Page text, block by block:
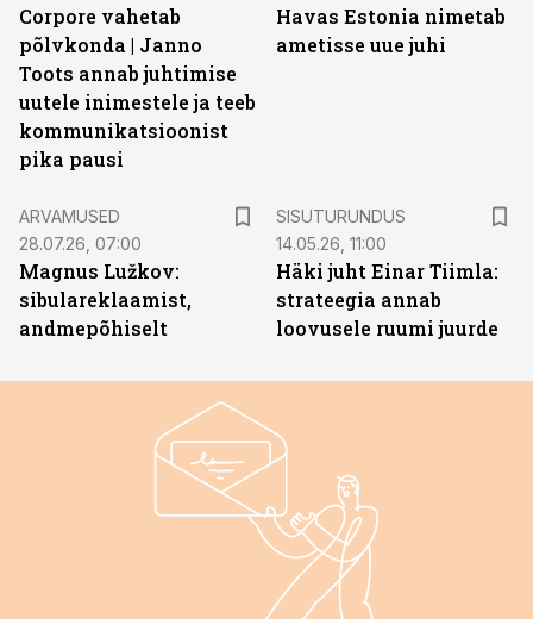
Corpore vahetab
põlvkonda | Janno
Toots annab juhtimise
uutele inimestele ja teeb
kommunikatsioonist
pika pausi
Havas Estonia nimetab
ametisse uue juhi
ARVAMUSED
28.07.26, 07:00
Magnus Lužkov:
sibulareklaamist,
andmepõhiselt
SISUTURUNDUS
14.05.26, 11:00
Häki juht Einar Tiimla:
strateegia annab
loovusele ruumi juurde